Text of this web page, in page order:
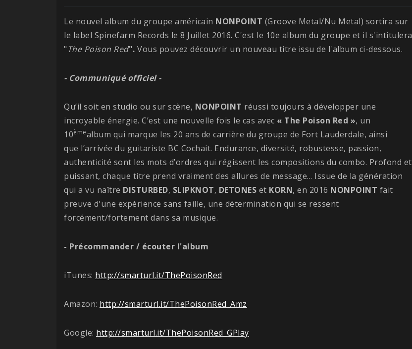
Le nouvel album du groupe américain NONPOINT (Groove Metal/Nu Metal) sortira sur
le label Spinefarm Records le 8 Juillet 2016. C'est le 10e album du groupe et il s'intitulera
"The Poison Red". Vous pouvez découvrir un nouveau titre issu de l'album ci-dessous.
- Communiqué officiel -
Qu’il soit en studio ou sur scène, NONPOINT réussi toujours à développer une
incroyable énergie. C’est une nouvelle fois le cas avec « The Poison Red », un
10èmealbum qui marque les 20 ans de carrière du groupe de Fort Lauderdale, ainsi
que l’arrivée du guitariste BC Cochait. Endurance, diversité, robustesse, passion,
authenticité sont les mots d’ordres qui régissent les compositions du combo. Profond et
puissant, chaque titre prend vraiment des allures de message... Issue de la génération
qui a vu naître DISTURBED, SLIPKNOT, DETONES et KORN, en 2016 NONPOINT fait
preuve d'une expérience sans faille, une détermination qui se ressent
forcément/fortement dans sa musique.
- Précommander / écouter l'album
iTunes: http://smarturl.it/ThePoisonRed
Amazon: http://smarturl.it/ThePoisonRed_Amz
Google: http://smarturl.it/ThePoisonRed_GPlay